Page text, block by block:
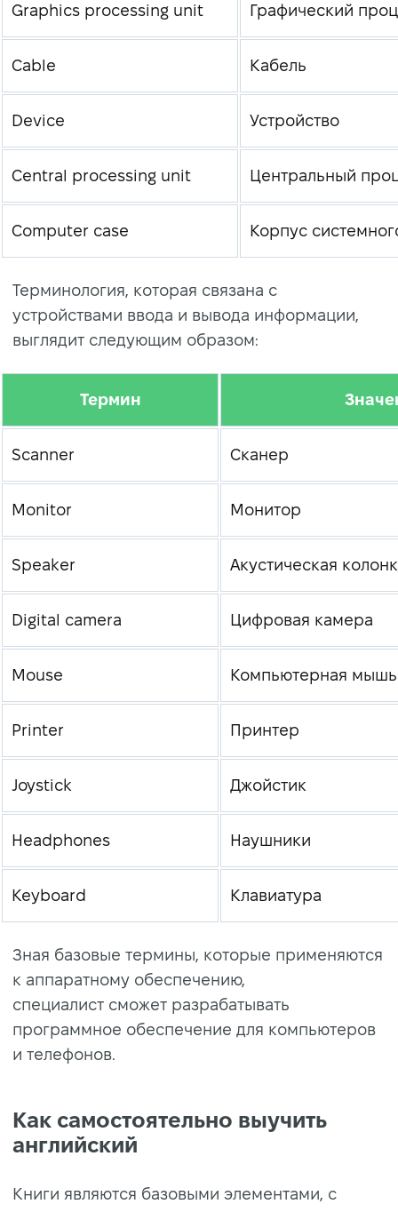
Graphics processing unit Графический
Cable Кабель
Device Устройство
Central processing unit Центральный
Computer case Корпус
Терминология, которая связана с
устройствами ввода и вывода информации,
выглядит следующим образом:
Термин
Scanner Сканер
Monitor Монитор
Speaker Акустическая
Digital camera Цифровая камера
Mouse Компьютерная мышь
Printer Принтер
Joystick Джойстик
Headphones Наушники
Keyboard Клавиатура
Зная базовые термины, которые применяются
к аппаратному обеспечению,
специалист сможет разрабатывать
программное обеспечение для компьютеров
и телефонов.
Как самостоятельно выучить
английский
Книги являются базовыми элементами, с